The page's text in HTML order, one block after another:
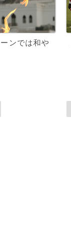
ンでは和や